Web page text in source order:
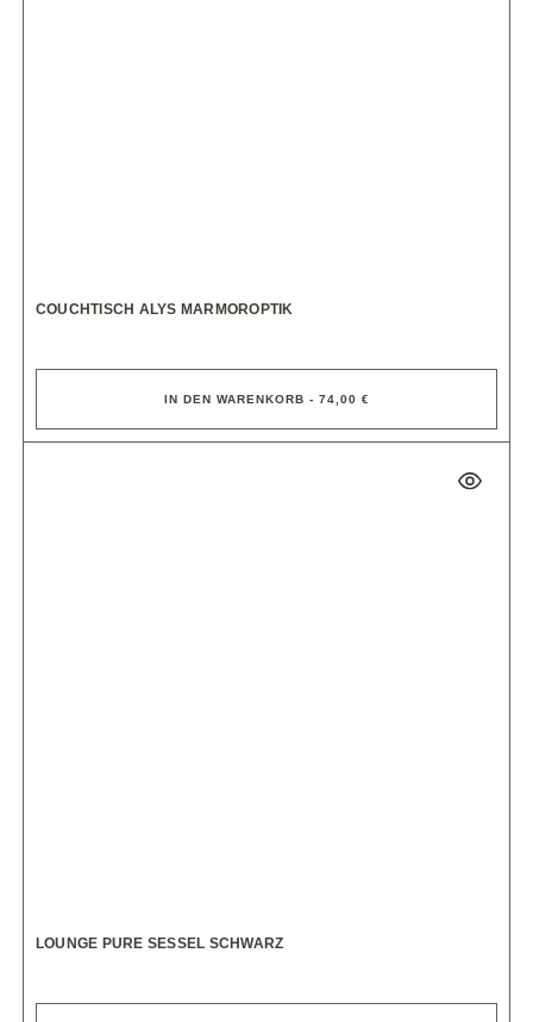
COUCHTISCH ALYS MARMOROPTIK
IN DEN WARENKORB - 74,00 €
LOUNGE PURE SESSEL SCHWARZ